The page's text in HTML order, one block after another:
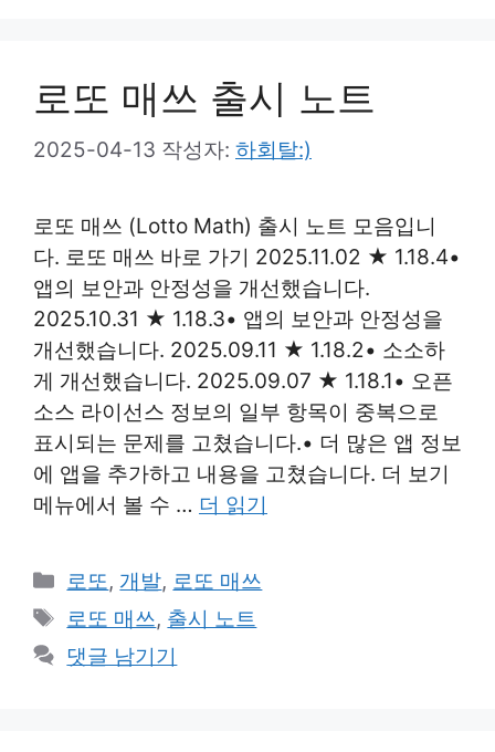
로또 매쓰 출시 노트
2025-04-13 작성자: 하회탈:)
로또 매쓰 (Lotto Math) 출시 노트 모음입니
다. 로또 매쓰 바로 가기 2025.11.02 ★ 1.18.4•
앱의 보안과 안정성을 개선했습니다.
2025.10.31 ★ 1.18.3• 앱의 보안과 안정성을
개선했습니다. 2025.09.11 ★ 1.18.2• 소소하
게 개선했습니다. 2025.09.07 ★ 1.18.1• 오픈
소스 라이선스 정보의 일부 항목이 중복으로
표시되는 문제를 고쳤습니다.• 더 많은 앱 정보
에 앱을 추가하고 내용을 고쳤습니다. 더 보기
메뉴에서 볼 수 … 더 읽기
카
테
리
로또, 개발, 로또 매쓰
태
그
로또 매쓰, 출시 노트
댓글 남기기